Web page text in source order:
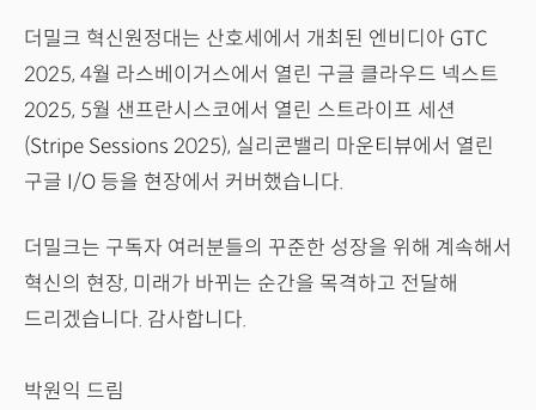
더밀크 혁신원정대는 산호세에서 개최된 엔비디아 GTC
2025, 4월 라스베이거스에서 열린 구글 클라우드 넥스트
2025, 5월 샌프란시스코에서 열린 스트라이프 세션
(Stripe Sessions 2025), 실리콘밸리 마운티뷰에서 열린
구글 I/O 등을 현장에서 커버했습니다.
더밀크는 구독자 여러분들의 꾸준한 성장을 위해 계속해서
혁신의 현장, 미래가 바뀌는 순간을 목격하고 전달해
드리겠습니다. 감사합니다.
박원익 드림